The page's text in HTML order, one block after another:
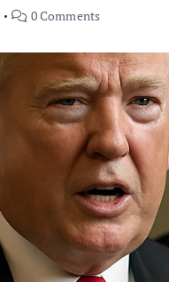
0 Comments